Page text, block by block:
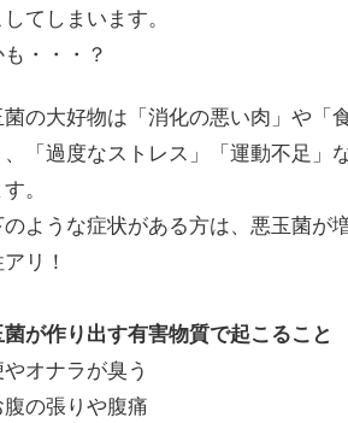
てしまいます。
・・・？
の大好物は「消化の悪い肉」や「
、「過度なストレス」「運動不足」
。
のような症状がある方は、悪玉菌が
リ！
が作り出す有害物質で起こること
やオナラが臭う
腹の張りや腹痛